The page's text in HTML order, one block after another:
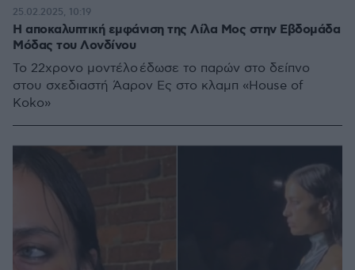
Η αποκαλυπτική εμφάνιση της Λίλα Μος στην Εβδομάδα
Μόδας του Λονδίνου
Το 22χρονο μοντέλο έδωσε το παρών στο δείπνο
στου σχεδιαστή Άαρον Ες στο κλαμπ «House of
Koko»
25.02.2025, 10:19